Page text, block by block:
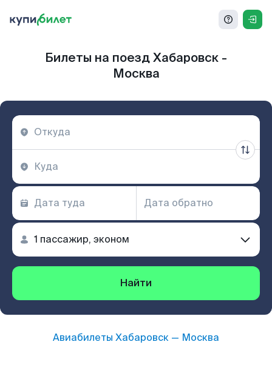
Билеты на поезд Хабаровск -
Москва
Найти
Авиабилеты Хабаровск — Москва